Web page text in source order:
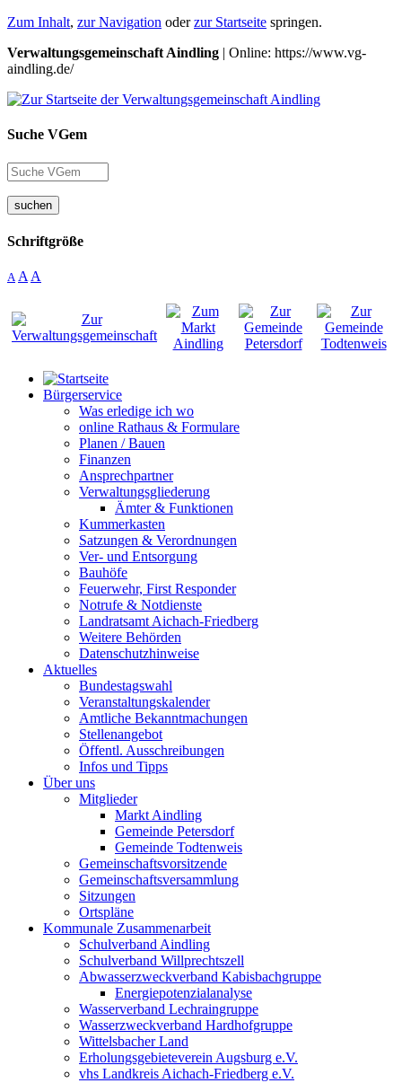
Zum Inhalt, zur Navigation oderzur Startseite springen.
Verwaltungsgemeinschaft Aindling | Online: https://www.vg-
aindling.de/
Suche VGem
suchen
Schriftgröße
A A A
Bürgerservice
Was erledige ich wo
online Rathaus & Formulare
Planen / Bauen
Finanzen
Ansprechpartner
Verwaltungsgliederung
Ämter & Funktionen
Kummerkasten
Satzungen & Verordnungen
Ver- und Entsorgung
Bauhöfe
Feuerwehr, First Responder
Notrufe & Notdienste
Landratsamt Aichach-Friedberg
Weitere Behörden
Datenschutzhinweise
Aktuelles
Bundestagswahl
Veranstaltungskalender
Amtliche Bekanntmachungen
Stellenangebot
Öffentl. Ausschreibungen
Infos und Tipps
Über uns
Mitglieder
Markt Aindling
Gemeinde Petersdorf
Gemeinde Todtenweis
Gemeinschaftsvorsitzende
Gemeinschaftsversammlung
Sitzungen
Ortspläne
Kommunale Zusammenarbeit
Schulverband Aindling
Schulverband Willprechtszell
Abwasserzweckverband Kabisbachgruppe
Energiepotenzialanalyse
Wasserverband Lechraingruppe
Wasserzweckverband Hardhofgruppe
Wittelsbacher Land
Erholungsgebieteverein Augsburg e.V.
vhs Landkreis Aichach-Friedberg e.V.